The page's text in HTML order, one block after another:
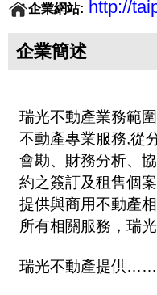
企業網站: http://
企業簡述
瑞光不動產業務範
不動產專業服務,從
會勘、財務分析、
約之簽訂及租售個案
提供與商用不動產
所有相關服務，瑞
瑞光不動產提供……